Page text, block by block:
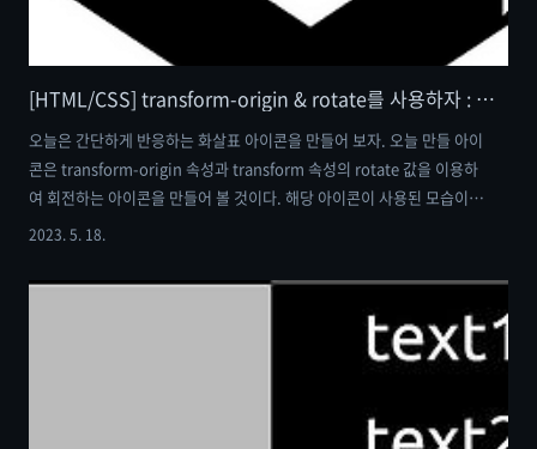
[HTML/CSS] transform-origin & rotate를 사용하자 : 변신하는 아이콘 만들기 feat. position
오늘은 간단하게 반응하는 화살표 아이콘을 만들어 보자. 오늘 만들 아이
콘은 transform-origin 속성과 transform 속성의 rotate 값을 이용하
여 회전하는 아이콘을 만들어 볼 것이다. 해당 아이콘이 사용된 모습이
보고 싶다면, 하단의 링크를 참고해 보기 바란다. 우선 완성된 이미지를
hover 기능에 의해 마우스를 인식하게 되면 아이콘의 각 막대가 회전하
며 '↓' 모양으로 변화하는 것을 볼 수 있다. 아래의 링크에서는 측면에서
나타나는 사이드바 메뉴의 모션 맞추어 반응하는 아이콘이 사용되었다.
[HTML/CSS] 사이드바 메뉴 만들기 : 나타나는 2차 메뉴 만들기 feat.
2023. 5. 18.